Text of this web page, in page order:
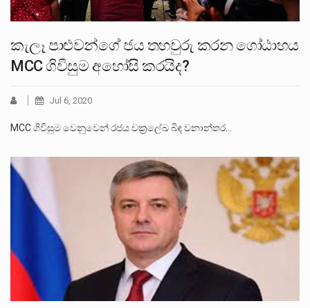
කැලෑ පාළුවන්ගේ ජය තහවුරු කරන ගෝඨාභය
MCC ගිවිසුම අහෝසි කරයිද?
Jul 6, 2020
MCC ගිවිසුම වෙනුවෙන් රජය චක්‍රලේඛ බිඳ වනාන්තර…